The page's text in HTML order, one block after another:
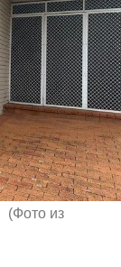
(Фото из